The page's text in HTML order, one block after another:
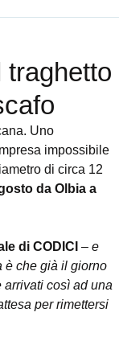
Uno
impossibile
di circa 12
da Olbia a
di CODICI – e
è che già il giorno
arrivati così ad una
per rimettersi